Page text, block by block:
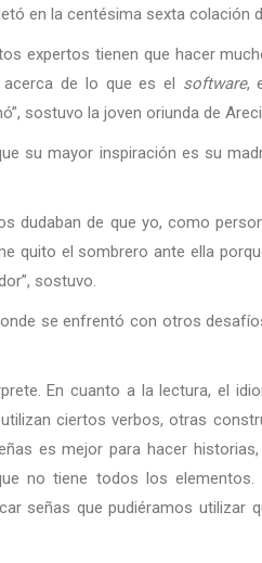
en la centésima sexta colación
expertos tienen que hacer
acerca de lo que es el software,
sostuvo la joven oriunda de
su mayor inspiración es su
dudaban de que yo, como
quito el sombrero ante ella
sostuvo.
se enfrentó con otros
En cuanto a la lectura, el
ciertos verbos, otras
es mejor para hacer
no tiene todos los
señas que pudiéramos utilizar